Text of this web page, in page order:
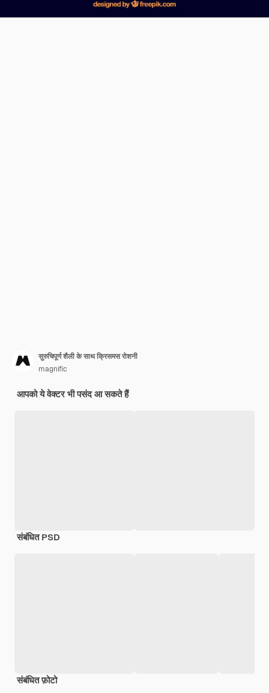
सुरुचिपूर्ण शैली के साथ क्रिसमस रोशनी
magnific
आपको ये वेक्टर भी पसंद आ सकते हैं
संबंधित PSD
संबंधित फ़ोटो